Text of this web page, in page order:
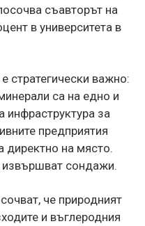
съавторът на
в университета в
стратегически важно:
са на едно и
за
предприятия
директно на място.
извършват сондажи.
че природният
и въглеродния